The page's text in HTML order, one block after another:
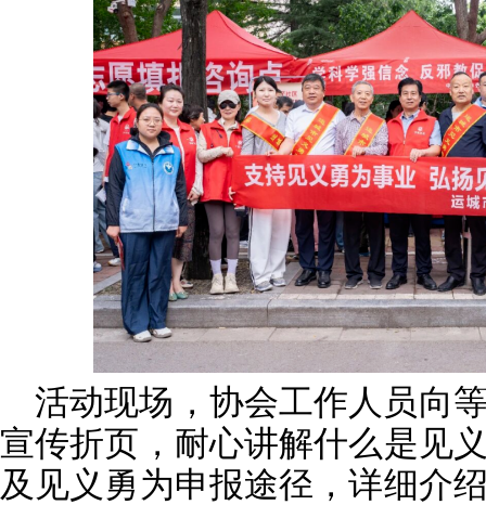
活动现场，协会工作人员向
宣传折页，耐心讲解什么是见
及见义勇为申报途径，详细介